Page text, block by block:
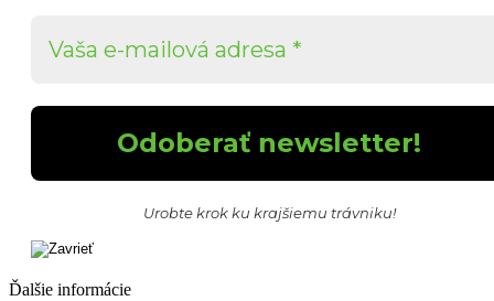
Urobte krok ku krajšiemu trávniku!
Ďalšie informácie